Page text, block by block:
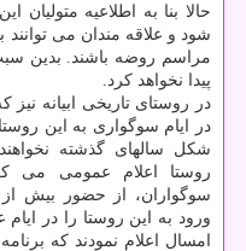
حالا بنا به اطلاعیه
شود و علاقه مندان می
مراسم روضه باشند. بدین
پیدا نخواهد کرد.
در روستای تاریخی ابیانه
در ایام سوگواری به این
شکل سالهای گذشته
روستا اعلام عمومی می
سوگواران، از حضور بیش از
ورود به این روستا را در
امسال اعلام نمودند که